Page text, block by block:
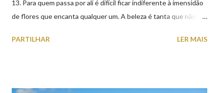
13. Para quem passa por ali é difícil ficar indiferente à imensidão
de flores que encanta qualquer um. A beleza é tanta que não
aproveite a paisagem como cenário para tirar algumas
PARTILHAR LER MAIS